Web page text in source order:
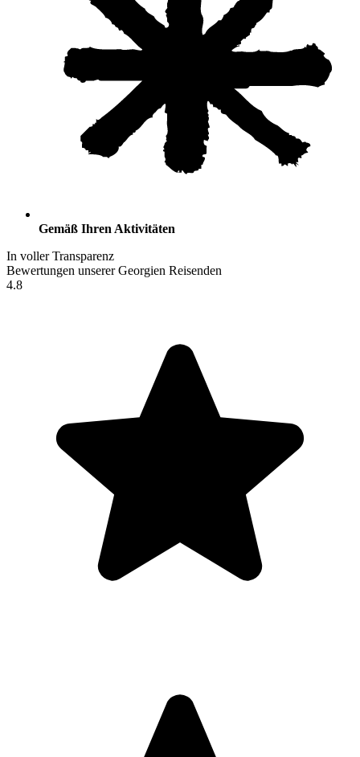
Gemäß Ihren Aktivitäten
In voller Transparenz
Bewertungen unserer Georgien Reisenden
4.8